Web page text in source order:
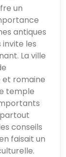
un
antiques
les
La ville
et romaine
temple
conseils
faisait un